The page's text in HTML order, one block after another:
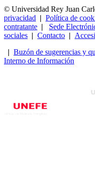
© Universidad Rey Juan
privacidad | Política de
contratante | Sede
sociales | Contacto |
| Buzón de sugerencias y
Interno de Información